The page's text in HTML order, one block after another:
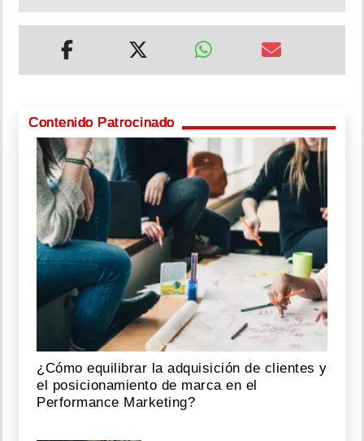
Contenido Patrocinado
¿Cómo equilibrar la adquisición de clientes y
el posicionamiento de marca en el
Performance Marketing?